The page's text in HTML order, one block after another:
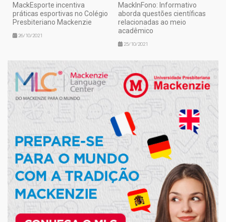
MackEsporte incentiva
práticas esportivas no Colégio
Presbiteriano Mackenzie
26/10/2021
MackInFono: Informativo
aborda questões científicas
relacionadas ao meio
acadêmico
25/10/2021